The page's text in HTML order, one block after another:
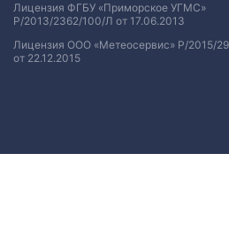
Лицензия ФГБУ «Приморское УГМС»
Р/2013/2362/100/Л от 17.06.2013
Лицензия ООО «Метеосервис» Р/2015/
от 22.12.2015